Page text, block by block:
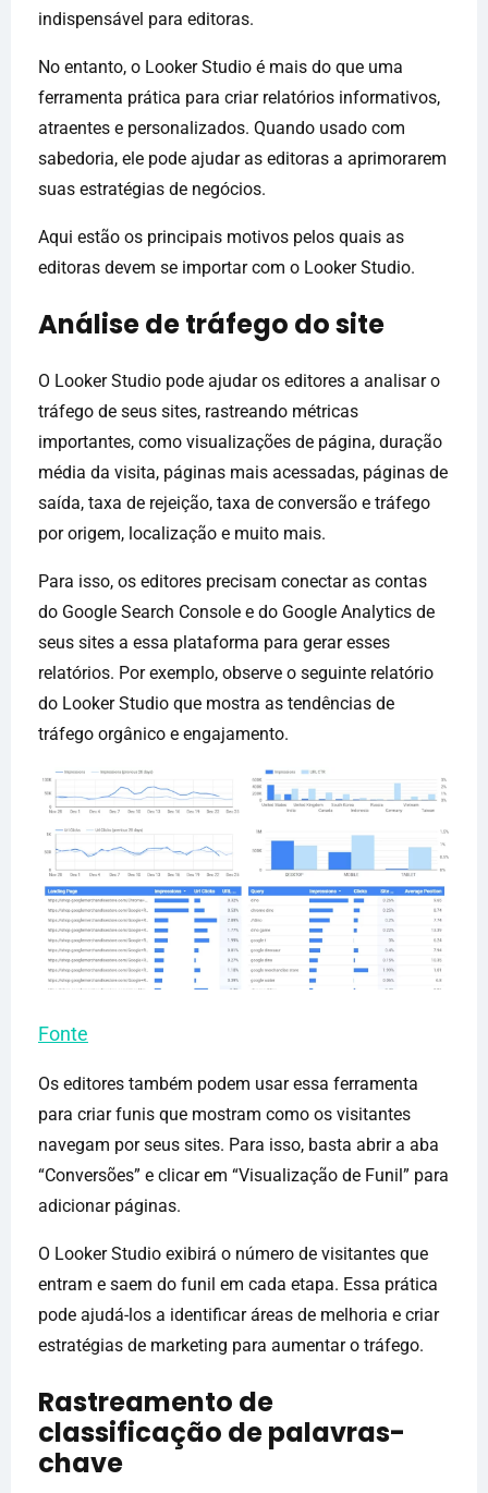
indispensável para editoras.
No entanto, o Looker Studio é mais do que uma
ferramenta prática para criar relatórios informativos,
atraentes e personalizados. Quando usado com
sabedoria, ele pode ajudar as editoras a aprimorarem
suas estratégias de negócios.
Aqui estão os principais motivos pelos quais as
editoras devem se importar com o Looker Studio.
Análise de tráfego do site
O Looker Studio pode ajudar os editores a analisar o
tráfego de seus sites, rastreando métricas
importantes, como visualizações de página, duração
média da visita, páginas mais acessadas, páginas de
saída, taxa de rejeição, taxa de conversão e tráfego
por origem, localização e muito mais.
Para isso, os editores precisam conectar as contas
do Google Search Console e do Google Analytics de
seus sites a essa plataforma para gerar esses
relatórios. Por exemplo, observe o seguinte relatório
do Looker Studio que mostra as tendências de
tráfego orgânico e engajamento.
Fonte
Os editores também podem usar essa ferramenta
para criar funis que mostram como os visitantes
navegam por seus sites. Para isso, basta abrir a aba
“Conversões” e clicar em “Visualização de Funil” para
adicionar páginas.
O Looker Studio exibirá o número de visitantes que
entram e saem do funil em cada etapa. Essa prática
pode ajudá-los a identificar áreas de melhoria e criar
estratégias de marketing para aumentar o tráfego.
Rastreamento de
classificação de palavras-
chave